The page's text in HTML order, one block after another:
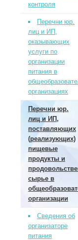
контроля
Перечни юр.
лиц и ИП,
оказывающих
услуги по
организации
питания в
организациях
Перечни юр.
лиц и ИП,
поставляющих
(реализующих)
пищевые
продукты и
сырье в
организации
Сведения об
организаторе
питания